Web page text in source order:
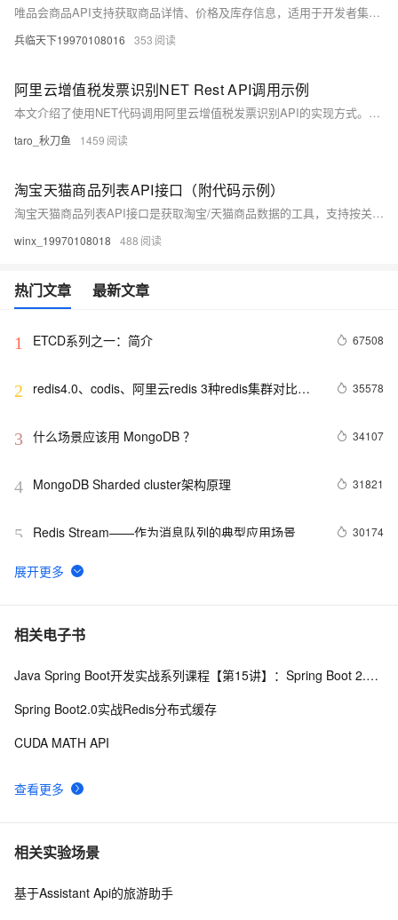
唯品会商品API支持获取商品详情、价格及库存信息，适用于开发者集成商品数据。通过如`vip.item_get`等接口，可使用Python等语言调用，实现商品信息查询与列表筛选。实际使用需申请官方授权或通过第三方平台接入，并遵守相关调用规则。
兵临天下19970108016 353
阿里云增值税发票识别NET Rest API调用示例
本文介绍了使用NET代码调用阿里云增值税发票识别API的实现方式。通过示例代码，详细展示了如何构造请求、设置签名以及发送HTTP请求的具体步骤。代码中涵盖了请求参数的处理、签名生成逻辑（如HMAC-SHA256算法）以及调用API后的结果处理。此外，还提供了运行结果的截图和参考文档链接，帮助开发者更好地理解和应用该接口。
taro_秋刀鱼 1459
淘宝天猫商品列表API接口（附代码示例）
淘宝天猫商品列表API接口是获取淘宝/天猫商品数据的工具，支持按关键词、价格区间、销量等条件筛选商品，返回商品标题、价格、销量等基本信息，适用于商品分析与竞品调研。使用时需注册开发者账号并调用HTTP GET/POST请求，响应数据为JSON格式。示例代码展示了如何用Python发送请求并处理返回数据。
winx_19970108018 488
热门文章 最新文章
1 ETCD系列之一：简介 67508
2
redis4.0、codis、阿里云redis 3种redis集群对比分
35578
3 什么场景应该用 MongoDB ？ 34107
4 MongoDB Sharded cluster架构原理 31821
5 Redis Stream——作为消息队列的典型应用场景 30174
6 MongoDB 生态 - 可视化管理工具
7 DRDS 数据恢复重磅发布，全方位保障您的数据安全
8 PostgreSQL upsert功能(insert on conflict do)的用法 27713
相关电子书
查看更多
Java Spring Boot开发实战系列课程【第15讲】：Spring Boot 2.0 API与Spring REST Docs实战
Spring Boot2.0实战Redis分布式缓存
CUDA MATH API
相关实验场景
基于Assistant Api的旅游助手